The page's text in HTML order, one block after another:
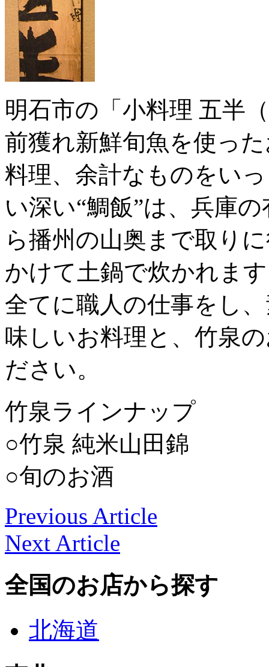
明石市の「小料理 五半
前獲れ新鮮旬魚を使っ
料理、余計なものをい
い深い“鯛飯”は、兵庫
ら播州の山奥まで取り
かけて土鍋で炊かれま
全てに職人の仕事をし
味しいお料理と、竹泉
ださい。
竹泉ラインナップ
○竹泉 純米山田錦
○旬のお酒
Previous Article
Next Article
全国のお店から探す
北海道